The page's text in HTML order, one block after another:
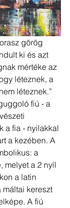
görög
ki és azt
mértéke az
léteznek, a
léteznek.”
fiú - a
a fia - nyilakkal
a kezében. A
a
melyet a 2 nyíl
a latin
máltai kereszt
A fiú